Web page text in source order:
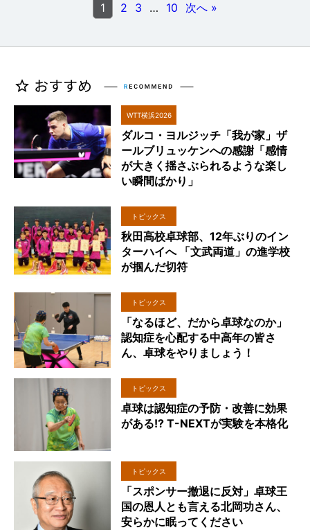
1 2 3 … 10 次へ »
WTT横浜2026
ダルコ・ヨルジッチ「我が家」ザ
ールブリュッケンへの感謝「感情
が大きく揺さぶられるような楽し
い瞬間ばかり」
トピックス
秋田高校卓球部、12年ぶりのイン
ターハイへ 「文武両道」の進学校
が掴んだ切符
トピックス
「なるほど、だから卓球なのか」
認知症を心配する中高年の皆さ
ん、卓球をやりましょう！
トピックス
卓球は認知症の予防・改善に効果
がある!? T-NEXTが実験を本格化
トピックス
「スポンサー撤退に反対」卓球王
国の恩人とも言える北岡功さん、
安らかに眠ってください